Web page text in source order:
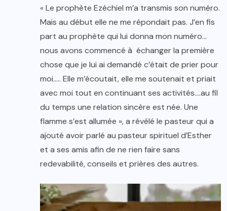
« Le prophète Ezéchiel m’a transmis son numéro.
Mais au début elle ne me répondait pas. J’en fis
part au prophète qui lui donna mon numéro…
nous avons commencé à échanger la première
chose que je lui ai demandé c’était de prier pour
moi….. Elle m’écoutait, elle me soutenait et priait
avec moi tout en continuant ses activités….au fil
du temps une relation sincère est née. Une
flamme s’est allumée », a révélé le pasteur qui a
ajouté avoir parlé au pasteur spirituel d’Esther
et a ses amis afin de ne rien faire sans
redevabilité, conseils et prières des autres.